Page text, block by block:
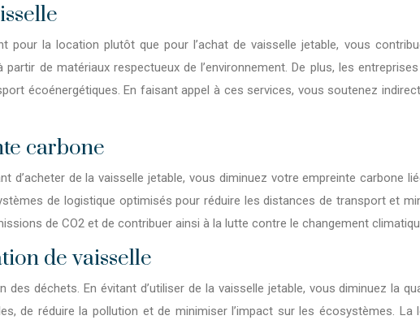
la location plutôt que pour l’achat de vaisselle jetable, vous
de matériaux respectueux de l’environnement. De plus, les
écoénergétiques. En faisant appel à ces services, vous soutenez
carbone
d’acheter de la vaisselle jetable, vous diminuez votre empreinte carbone
de logistique optimisés pour réduire les distances de transport et
de CO2 et de contribuer ainsi à la lutte contre le changement
de vaisselle
déchets. En évitant d’utiliser de la vaisselle jetable, vous diminuez la
de réduire la pollution et de minimiser l’impact sur les écosystèmes.